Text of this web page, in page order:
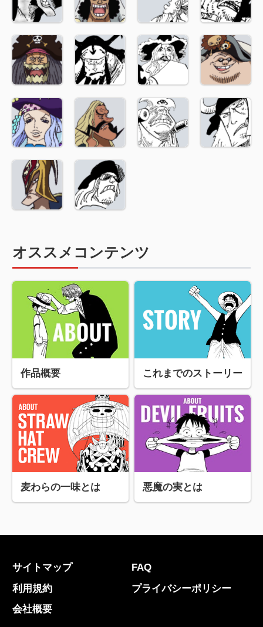
オススメコンテンツ
作品概要 これまでのストーリー
麦わらの一味とは 悪魔の実とは
サイトマップ
FAQ
利用規約
プライバシーポリシー
会社概要